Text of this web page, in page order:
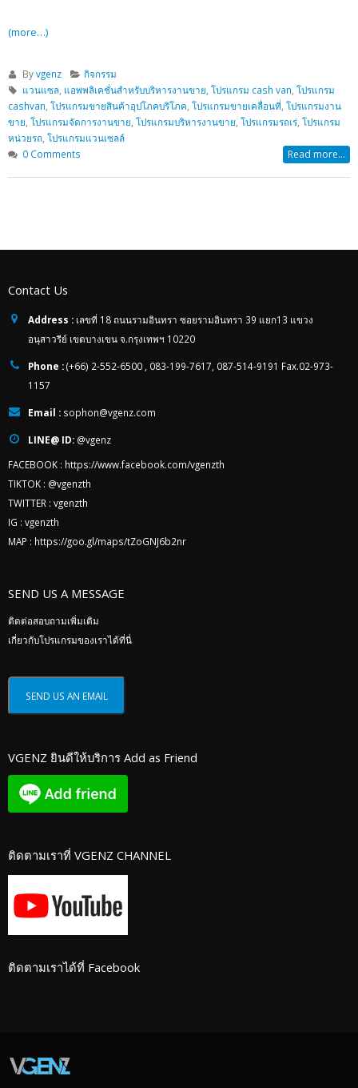
(more…)
Byvgenz
กิจกรรม
แวนแซล, แอพพลิเคชั่นสำหรับบริหารงานขาย โปรแกรม cash van โปรแกรม
cashvan โปรแกรมขายสินค้าอุปโภคบริโภค โปรแกรมขายเคลื่อนที่ โปรแกรมงาน
ขาย โปรแกรมจัดการงานขาย โปรแกรมบริหารงานขาย โปรแกรมรถเร่ โปรแกรม
หน่วยรถ โปรแกรมแวนเซลล์
0 Comments
Read more...
Contact Us
Address : เลขที่ 18 ถนนรามอินทรา ซอยรามอินทรา 39 แยก13 แขวง
อนุสาวรีย์ เขตบางเขน จ.กรุงเทพฯ 10220
Phone :(+66) 2-552-6500 , 083-199-7617, 087-514-9191 Fax.02-973-
1157
Email : sophon@vgenz.com
LINE@ ID: @vgenz
FACEBOOK : https://www.facebook.com/vgenzth
TIKTOK : @vgenzth
TWITTER : vgenzth
IG : vgenzth
MAP : https://goo.gl/maps/tZoGNJ6b2nr
SEND US A MESSAGE
ติดต่อสอบถามเพิ่มเติม
เกี่ยวกับโปรแกรมของเราได้ที่นี่
VGENZ ยินดีให้บริการ Add as Friend
ติดตามเราที่ VGENZ CHANNEL
ติดตามเราได้ที่ Facebook